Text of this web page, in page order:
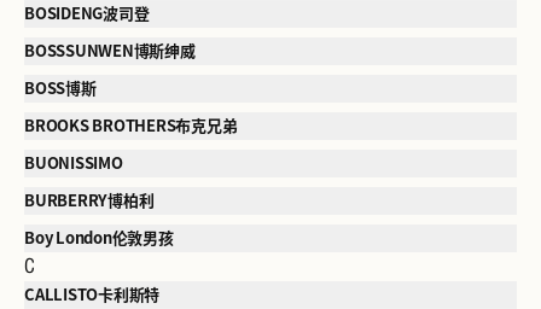
BOSIDENG波司登
BOSSSUNWEN博斯绅威
BOSS博斯
BROOKS BROTHERS布克兄弟
BUONISSIMO
BURBERRY博柏利
Boy London伦敦男孩
C
CALLISTO卡利斯特